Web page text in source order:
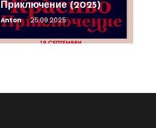
Приключение (2025)
Anton 25.09.2025